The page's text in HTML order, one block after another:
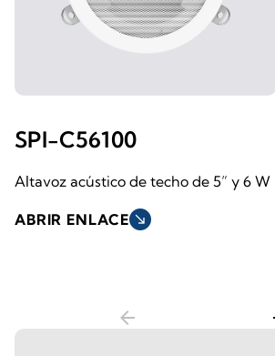
SPI-C56100
Altavoz acústico de techo de 5” y 6 W
ABRIR ENLACE south_east
arrow_back